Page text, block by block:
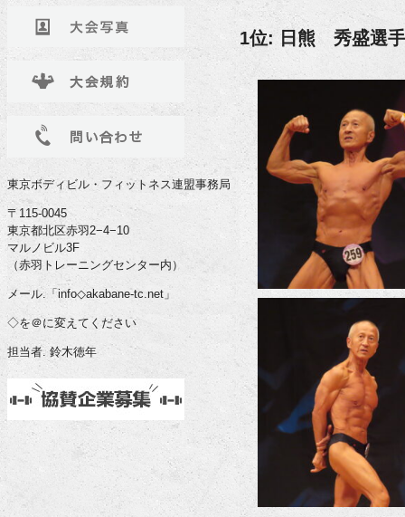
東京ボディビル・フィットネス連盟事務局
〒115-0045
東京都北区赤羽2−4−10
マルノビル3F
（赤羽トレーニングセンター内）
メール.「info◇akabane-tc.net」
◇を＠に変えてください
担当者. 鈴木徳年
1位: 日熊 秀盛選手